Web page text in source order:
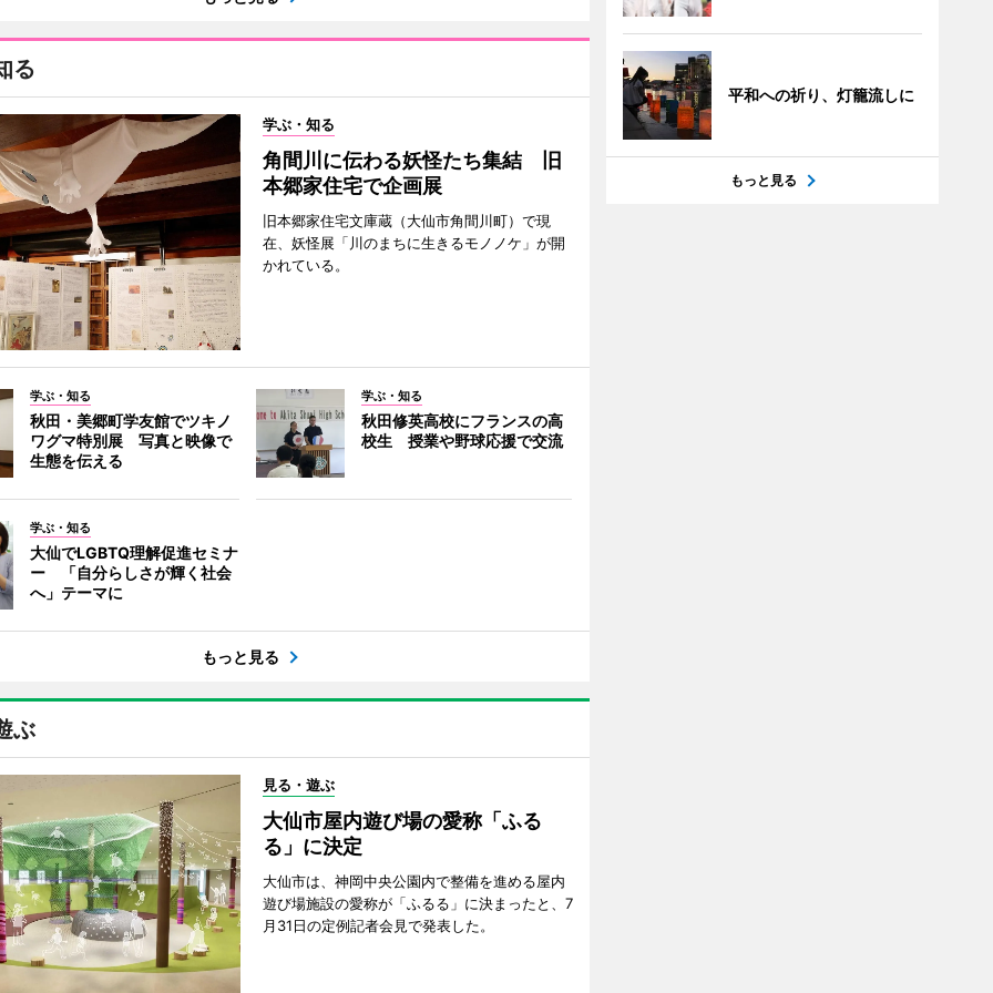
る
学ぶ・知る
角間川に伝わる妖怪たち集結 旧
本郷家住宅で企画展
旧本郷家住宅文庫蔵（大仙市角間川町）で現
在、妖怪展「川のまちに生きるモノノケ」が開
かれている。
学ぶ・知る
秋田・美郷町学友館でツキノ
ワグマ特別展 写真と映像で
生態を伝える
学ぶ・知る
秋田修英高校にフランスの高
校生 授業や野球応援で交流
学ぶ・知る
大仙でLGBTQ理解促進セミナ
ー 「自分らしさが輝く社会
へ」テーマに
もっと見る
ぶ
見る・遊ぶ
大仙市屋内遊び場の愛称「ふる
る」に決定
大仙市は、神岡中央公園内で整備を進める屋内
遊び場施設の愛称が「ふるる」に決まったと、7
月31日の定例記者会見で発表した。
平和への祈り、灯籠流しに
もっと見る